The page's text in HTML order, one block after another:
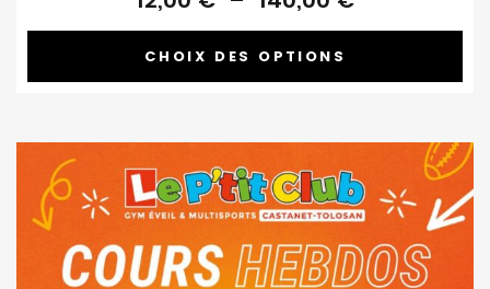
de
12,00 €
140,00 €
CHOIX DES OPTIONS